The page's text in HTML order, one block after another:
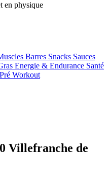
en physique
Barres Snacks Sauces
Energie & Endurance Santé
Pré Workout
Villefranche de